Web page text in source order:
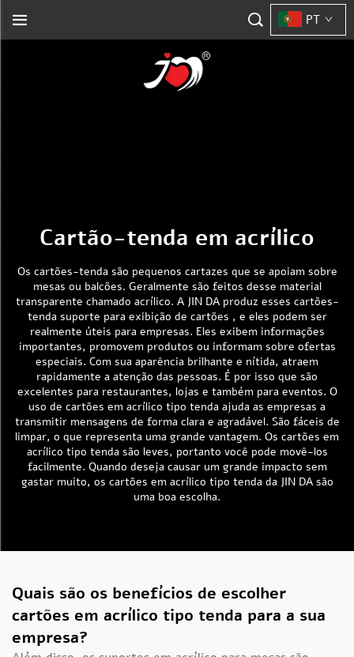
PT
Cartão-tenda em acrílico
Os cartões-tenda são pequenos cartazes que se apoiam sobre
mesas ou balcões. Geralmente são feitos desse material
transparente chamado acrílico. A JIN DA produz esses cartões-
tenda suporte para exibição de cartões , e eles podem ser
realmente úteis para empresas. Eles exibem informações
importantes, promovem produtos ou informam sobre ofertas
especiais. Com sua aparência brilhante e nítida, atraem
rapidamente a atenção das pessoas. É por isso que são
excelentes para restaurantes, lojas e também para eventos. O
uso de cartões em acrílico tipo tenda ajuda as empresas a
transmitir mensagens de forma clara e agradável. São fáceis de
limpar, o que representa uma grande vantagem. Os cartões em
acrílico tipo tenda são leves, portanto você pode movê-los
facilmente. Quando deseja causar um grande impacto sem
gastar muito, os cartões em acrílico tipo tenda da JIN DA são
uma boa escolha.
Quais são os benefícios de escolher
cartões em acrílico tipo tenda para a sua
empresa?